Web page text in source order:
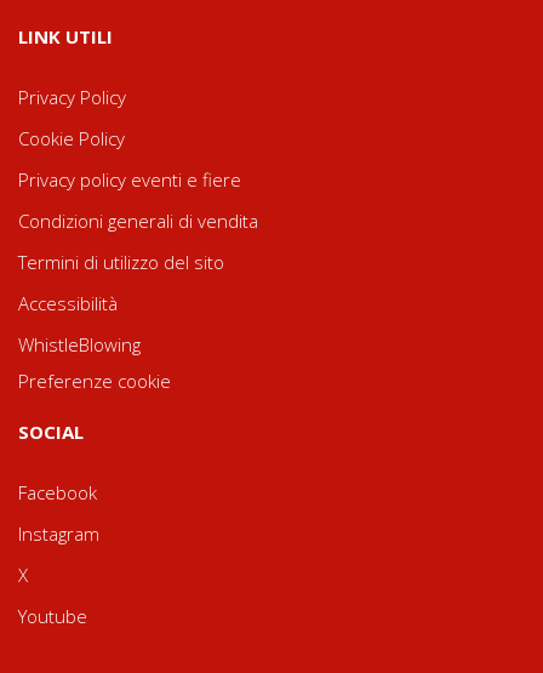
LINK UTILI
Privacy Policy
Cookie Policy
Privacy policy eventi e fiere
Condizioni generali di vendita
Termini di utilizzo del sito
Accessibilità
WhistleBlowing
Preferenze cookie
SOCIAL
Facebook
Instagram
X
Youtube